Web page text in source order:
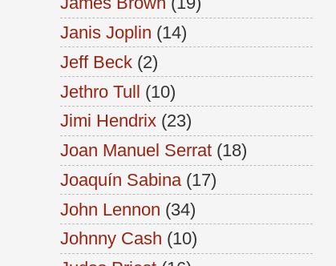
Janis Joplin (14)
Jeff Beck (2)
Jethro Tull (10)
Jimi Hendrix (23)
Joan Manuel Serrat (18)
Joaquín Sabina (17)
John Lennon (34)
Johnny Cash (10)